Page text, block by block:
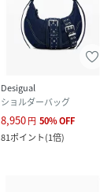
Desigual
ショルダーバッグ
8,950円 50%OFF
81ポイント(1倍)